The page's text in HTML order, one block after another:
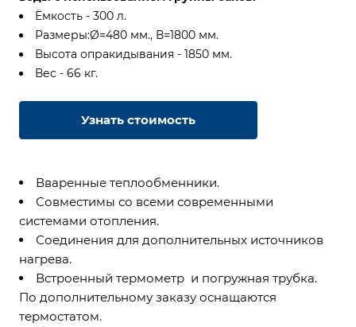
Ёмкость - 300 л.
Размеры:Ø=480 мм., В=1800 мм.
Высота опракидывания - 1850 мм.
Вес - 66 кг.
Узнать стоимость
Вваренные теплообменники.
Совместимы со всеми современными
системами отопления.
Соединения для дополнительных источников
нагрева.
Встроенный термометр и погружная трубка.
По дополнительному заказу оснащаются
термостатом.